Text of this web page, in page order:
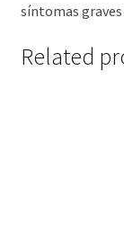
síntomas
Related